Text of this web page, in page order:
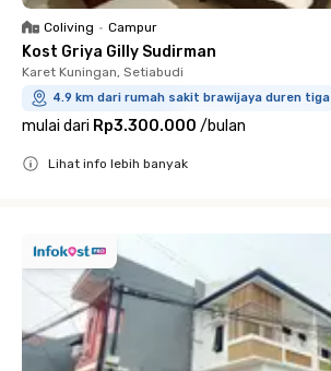
Coliving • Campur
Kost Griya Gilly Sudirman
Karet Kuningan, Setiabudi
4.9 km dari rumah sakit brawijaya duren tiga
mulai dari Rp3.300.000 /bulan
Lihat info lebih banyak